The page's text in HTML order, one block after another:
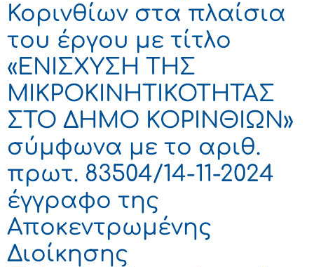
Κορινθίων στα πλαίσια
του έργου με τίτλο
«ΕΝΙΣΧΥΣΗ ΤΗΣ
ΜΙΚΡΟΚΙΝΗΤΙΚΟΤΗΤΑΣ
ΣΤΟ ΔΗΜΟ ΚΟΡΙΝΘΙΩΝ»
σύμφωνα με το αριθ.
πρωτ. 83504/14-11-2024
έγγραφο της
Αποκεντρωμένης
Διοίκησης